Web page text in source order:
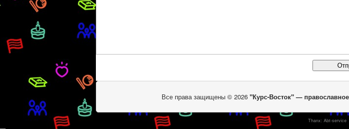
Все права защищены © 2026 "Курс-Восток" —
Thanx: Abt-service